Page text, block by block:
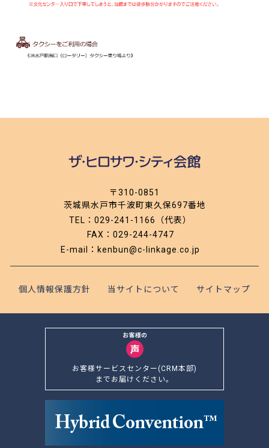
〒310-0851
茨城県水戸市千波町東久保697番地
TEL：029-241-1166（代表）
FAX：029-244-4747
E-mail：kenbun@c-linkage.co.jp
個人情報保護方針 当サイトについて サイトマップ
お客様サービスセンター(CRM本部)
までお届けください。